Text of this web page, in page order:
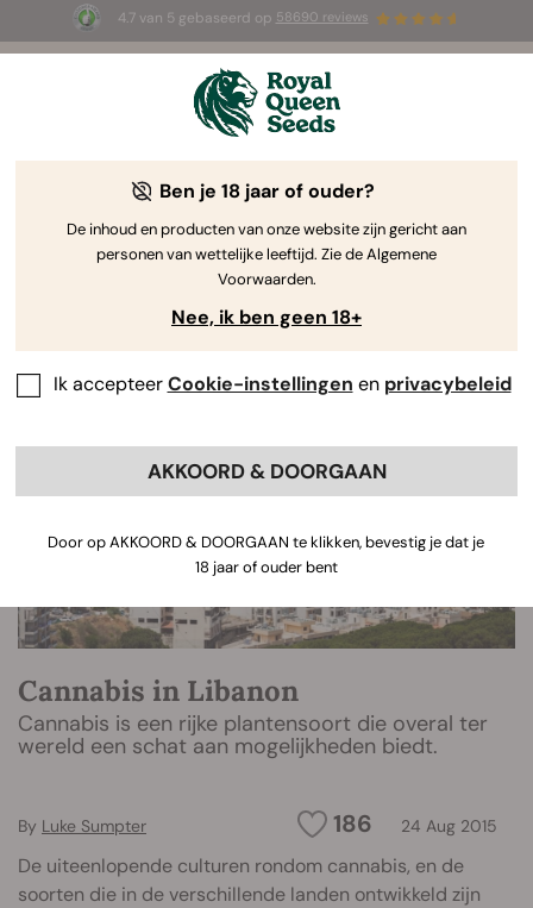
4.7 van 5 gebaseerd op 58690 reviews
3 White Widow Auto zaadjesGRATIS voor de
The RQS Blog
Cannabis Lifestyle Blogs
Cannabis in Libanon
Cannabis is een rijke plantensoort die overal ter
wereld een schat aan mogelijkheden biedt.
186 24 Aug 2015
By Luke Sumpter
De uiteenlopende culturen rondom cannabis, en de
soorten die in de verschillende landen ontwikkeld zijn
Ben je 18 jaar of ouder?
De inhoud en producten van onze website zijn gericht aan
personen van wettelijke leeftijd. Zie de Algemene
Voorwaarden.
Nee, ik ben geen 18+
Ik accepteerCookie-instellingen en privacybeleid
AKKOORD & DOORGAAN
Door op AKKOORD & DOORGAAN te klikken, bevestig je dat je
18 jaar of ouder bent